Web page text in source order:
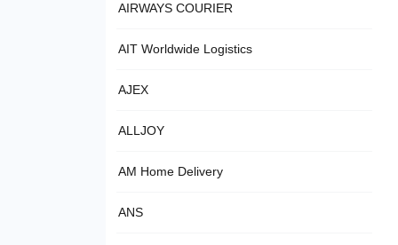
AIRWAYS COURIER
AIT Worldwide Logistics
AJEX
ALLJOY
AM Home Delivery
ANS